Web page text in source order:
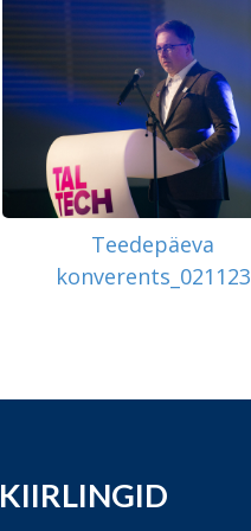
Teedepäeva
konverents_021123
KIIRLINGID